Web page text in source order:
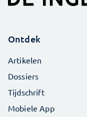
Ontdek
Artikelen
Dossiers
Tijdschrift
Mobiele App